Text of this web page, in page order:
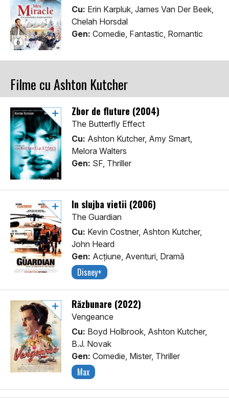
Cu: Erin Karpluk, James Van Der Beek,
Chelah Horsdal
Gen: Comedie, Fantastic, Romantic
Filme cu Ashton Kutcher
Zbor de fluture (2004)
The Butterfly Effect
Cu: Ashton Kutcher, Amy Smart,
Melora Walters
Gen: SF, Thriller
In slujba vietii (2006)
The Guardian
Cu: Kevin Costner, Ashton Kutcher,
John Heard
Gen: Acţiune, Aventuri, Dramă
Disney+
Răzbunare (2022)
Vengeance
Cu: Boyd Holbrook, Ashton Kutcher,
B.J. Novak
Gen: Comedie, Mister, Thriller
Max